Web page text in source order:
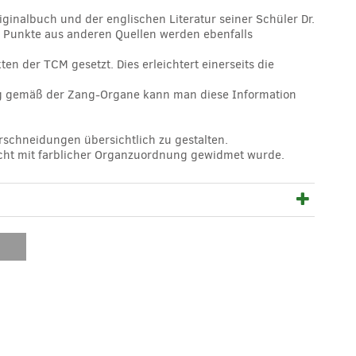
und der englischen Literatur seiner Schüler Dr.
aus anderen Quellen werden ebenfalls
der TCM gesetzt. Dies erleichtert einerseits die
der Zang-Organe kann man diese Information
übersichtlich zu gestalten.
mit farblicher Organzuordnung gewidmet wurde.